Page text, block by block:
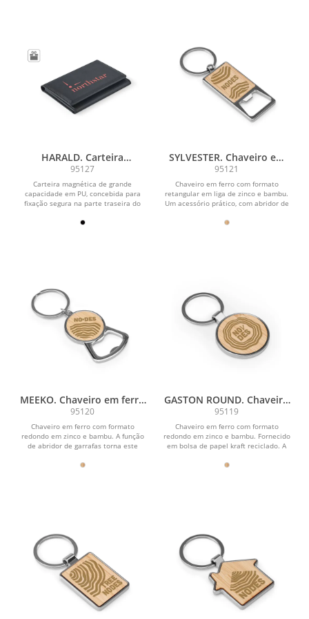
HARALD. Carteira
magnética em PU de
grande capacidade com
bloqueio RFID
95127
Carteira magnética de grande
capacidade em PU, concebida para
fixação segura na parte traseira do
SYLVESTER. Chaveiro em
ferro com formato
retangular com abridor de
garrafas
95121
Chaveiro em ferro com formato
retangular em liga de zinco e bambu.
Um acessório prático, com abridor de
MEEKO. Chaveiro em ferro
com formato redondo em
zinco e bambu
95120
Chaveiro em ferro com formato
redondo em zinco e bambu. A função
de abridor de garrafas torna este
GASTON ROUND. Chaveiro
em ferro com formato
redondo em zinco e bambu
95119
Chaveiro em ferro com formato
redondo em zinco e bambu. Fornecido
em bolsa de papel kraft reciclado. A